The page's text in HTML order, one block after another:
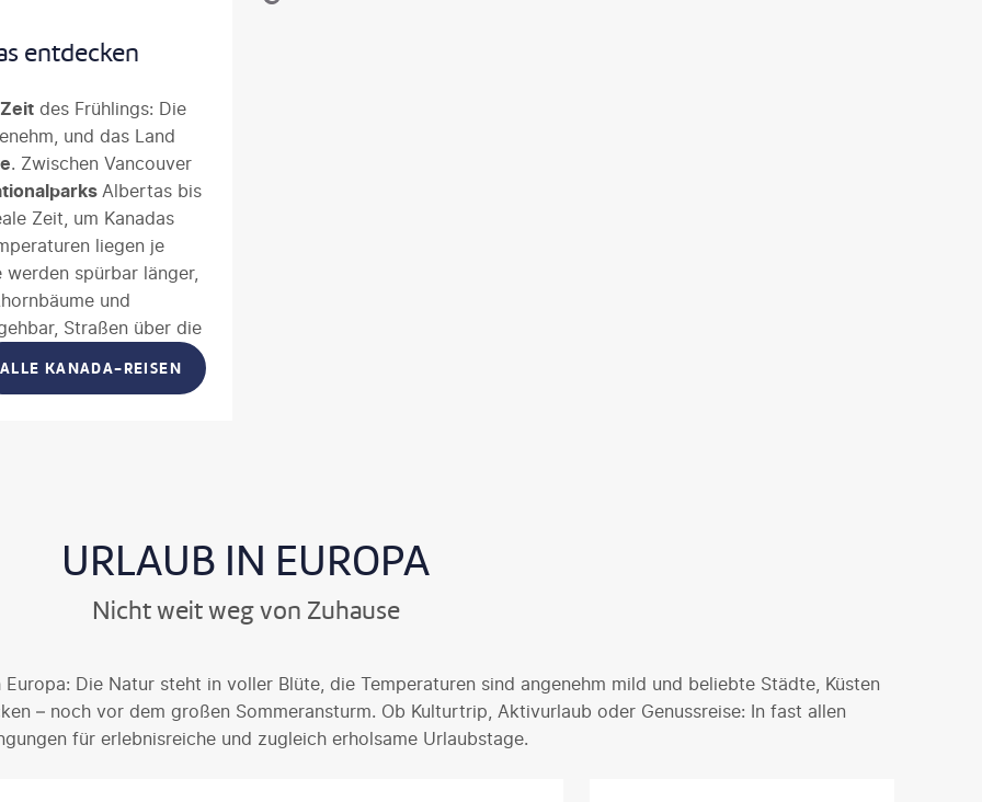
entdecken
des Frühlings: Die
und das Land
. Zwischen Vancouver
Albertas bis
Zeit, um Kanadas
liegen je
werden spürbar länger,
und
Straßen über die
etwas Glück lassen
Ob ein Roadtrip
ALLE KANADA-REISEN
URLAUB IN EUROPA
Nicht weit weg von Zuhause
Die Natur steht in voller Blüte, die Temperaturen sind angenehm mild und beliebte Städte, Küsten
– noch vor dem großen Sommeransturm. Ob Kulturtrip, Aktivurlaub oder Genussreise: In fast allen
für erlebnisreiche und zugleich erholsame Urlaubstage.